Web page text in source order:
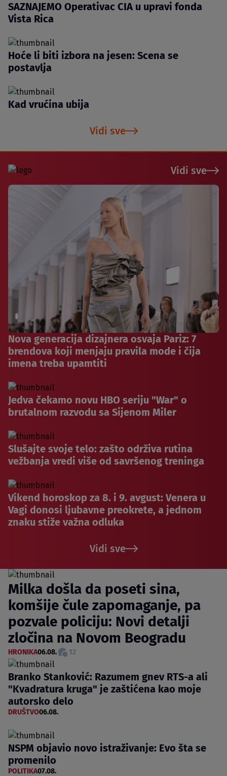
SAZNAJEMO Operativac CIA u upravi fonda
Vista Rica
Hoće li biti izbora na jesen: Scena se
postavlja
Kad vrućina ubija
Vidi sve
Vidi sve
Nova generacija dizajnera osvaja Pariz: 7
brendova koji menjaju pravila mode i čija
imena treba upamtiti
Jedva čekamo novu HBO seriju "War" o
brutalnom razvodu sa Sijenom Miler
Slušajte svoje telo: zašto održiva rutina
vežbanja vredi više od savršenog treninga
Vikend horoskop za 8. i 9. avgust: Venera u
Vagi donosi ljubavne preokrete, a jednom
znaku stiže važna odluka
Vidi sve
Milka došla da poseti sina,
komšije čule zapomaganje, pa
pozvale policiju: Novi detalji
zločina na Novom Beogradu
HRONIKA06.08. 12
Branko Stanković: Razumem gnev RTS-a ali
"Kvadratura kruga" je zaštićena kao moje
autorsko delo
DRUŠTVO06.08.
NSPM objavio novo istraživanje: Evo šta se
promenilo
POLITIKA07.08.